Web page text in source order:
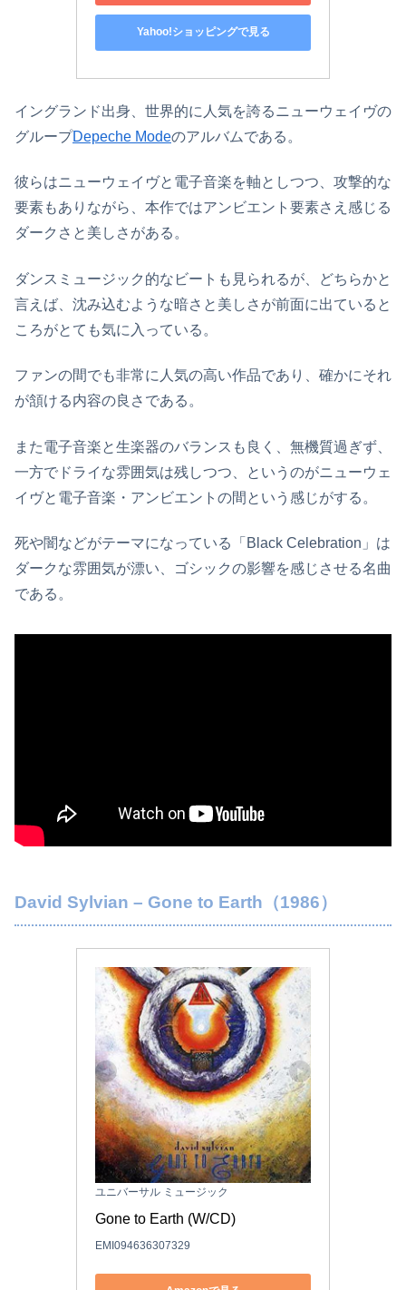
Yahoo!ショッピングで見る
イングランド出身、世界的に人気を誇るニューウェイヴの
グループDepeche Modeのアルバムである。
彼らはニューウェイヴと電子音楽を軸としつつ、攻撃的な
要素もありながら、本作ではアンビエント要素さえ感じる
ダークさと美しさがある。
ダンスミュージック的なビートも見られるが、どちらかと
言えば、沈み込むような暗さと美しさが前面に出ていると
ころがとても気に入っている。
ファンの間でも非常に人気の高い作品であり、確かにそれ
が頷ける内容の良さである。
また電子音楽と生楽器のバランスも良く、無機質過ぎず、
一方でドライな雰囲気は残しつつ、というのがニューウェ
イヴと電子音楽・アンビエントの間という感じがする。
死や闇などがテーマになっている「Black Celebration」は
ダークな雰囲気が漂い、ゴシックの影響を感じさせる名曲
である。
David Sylvian – Gone to Earth（1986）
ユニバーサル ミュージック
Gone to Earth (W/CD)
EMI094636307329